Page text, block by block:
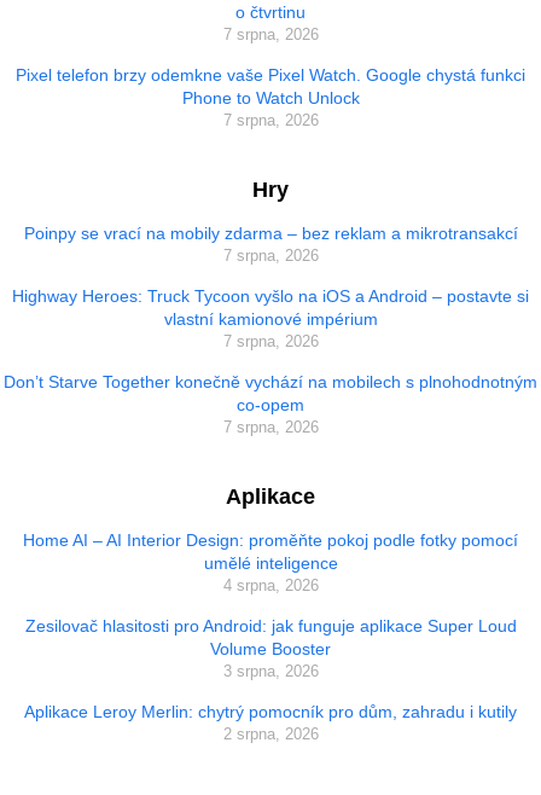
o čtvrtinu
7 srpna, 2026
Pixel telefon brzy odemkne vaše Pixel Watch. Google chystá funkci
Phone to Watch Unlock
7 srpna, 2026
Hry
Poinpy se vrací na mobily zdarma – bez reklam a mikrotransakcí
7 srpna, 2026
Highway Heroes: Truck Tycoon vyšlo na iOS a Android – postavte si
vlastní kamionové impérium
7 srpna, 2026
Don’t Starve Together konečně vychází na mobilech s plnohodnotným
co-opem
7 srpna, 2026
Aplikace
Home AI – AI Interior Design: proměňte pokoj podle fotky pomocí
umělé inteligence
4 srpna, 2026
Zesilovač hlasitosti pro Android: jak funguje aplikace Super Loud
Volume Booster
3 srpna, 2026
Aplikace Leroy Merlin: chytrý pomocník pro dům, zahradu i kutily
2 srpna, 2026